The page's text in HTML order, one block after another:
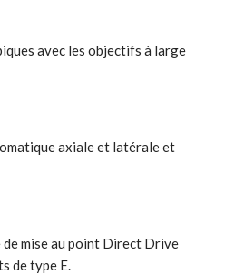
avec les objectifs à large
axiale et latérale et
mise au point Direct Drive
de type E.